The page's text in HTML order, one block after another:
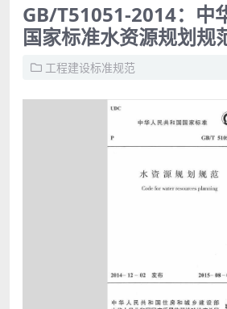
GB/T51051-2014：中
国家标准水资源规划规
工程建设标准规范